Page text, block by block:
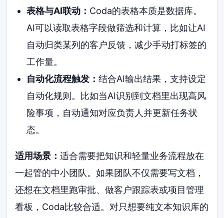
表格与AI联动： Coda的表格本质是数据库。
AI可以读取表格字段做筛选和计算，比如让AI
自动归类某列的客户反馈，减少手动打标签的
工作量。
自动化流程触发： 结合AI输出结果，支持设定
自动化规则。比如当AI识别到文档里出现高风
险事项，自动通知对应负责人并更新任务状
态。
适用场景：适合需要把知识和轻量业务流程放在
一起管的中小团队。如果团队不仅需要写文档，
还想在文档里跑审批、做客户跟踪表或项目管理
看板，Coda比较合适。对只想要纯文本知识库的